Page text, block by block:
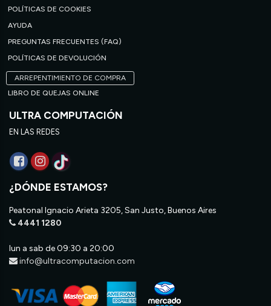
POLÍTICAS DE COOKIES
AYUDA
PREGUNTAS FRECUENTES (FAQ)
POLÍTICAS DE DEVOLUCIÓN
ARREPENTIMIENTO DE COMPRA
LIBRO DE QUEJAS ONLINE
ULTRA COMPUTACIÓN
EN LAS REDES
¿DÓNDE ESTAMOS?
Peatonal Ignacio Arieta 3205, San Justo, Buenos Aires
4441 1280
lun a sab de 09:30 a 20:00
info@ultracomputacion.com